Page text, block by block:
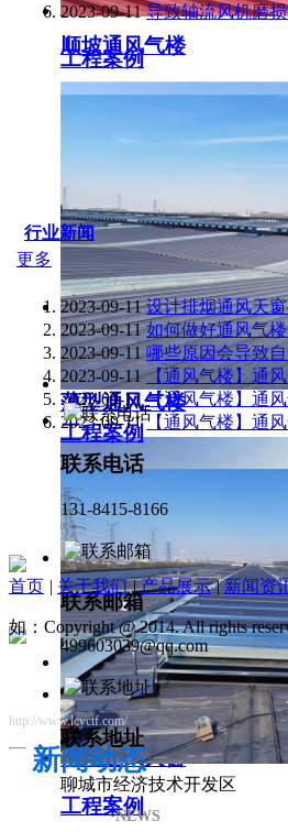
顺坡通风气楼
薄型通风气楼
薄型通风天窗
工程案例
工程案例
工程案例
2023-09-11 导致轴流风机磨
行业新闻
更多
2023-09-11 设计排烟通风天
2023-09-11 如何做好通风气
2023-09-11 哪些原因会导致
2023-09-11 【通风气楼】通
2023-09-11 【通风气楼】通
2023-09-11 【通风气楼】通
新闻动态
NEWS
联系电话
131-8415-8166
联系邮箱
499603039@qq.com
联系地址
聊城市经济技术开发区
http://www.lcyctf.com/
首页 | 关于我们 | 产品展示 | 新闻资
如：Copyright @ 2014. All rights